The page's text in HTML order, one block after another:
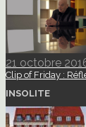
21 octobre
Clip of Friday :
INSOLITE